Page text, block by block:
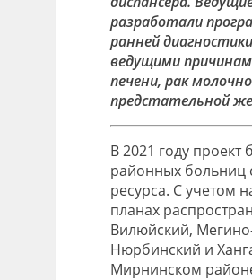
разработали
ранней
ведущими
печени, рак
предстательной
В 2021 году проект
районных больниц
ресурса. С учетом
планах
Вилюйский,
Нюрбинский и
Мирнинском